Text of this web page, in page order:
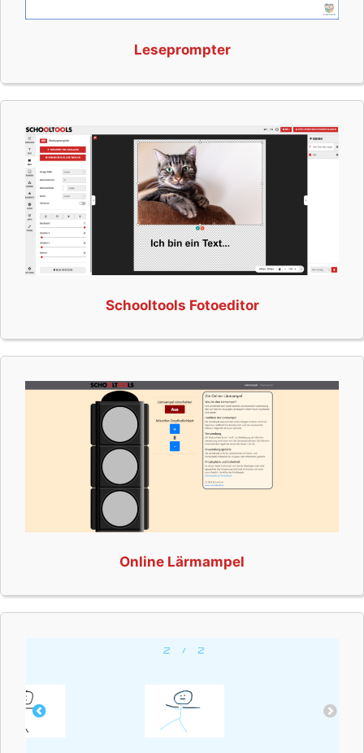
Leseprompter
Schooltools Fotoeditor
Online Lärmampel